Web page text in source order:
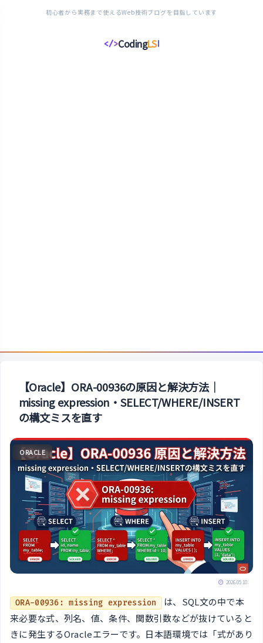
初心者から実務まで使えるWeb技術ブログを目指しています
</>CodingLS
コ
【Oracle】ORA-00936の原因と解決方法｜
missing expression・SELECT/WHERE/INSERT
の構文ミスを直す
ORACLE
2026.05.10
ORA-00936: missing expression
は、SQL文の中で本
来必要な式、列名、値、条件、関数引数などが抜けていると
きに発生するOracleエラーです。日本語環境では「式があり